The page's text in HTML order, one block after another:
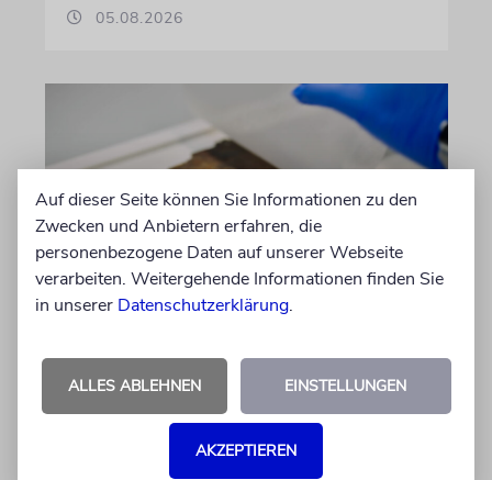
05.08.2026
PROGRAMM
Tipps und Termine
Termine und Tipps für den Zeitraum vom 6.
August bis zum 13. August
Auf dieser Seite können Sie Informationen zu den
Zwecken und Anbietern erfahren, die
personenbezogene Daten auf unserer Webseite
verarbeiten. Weitergehende Informationen finden Sie
in unserer Datenschutzerklärung.
ALLES ABLEHNEN EINSTELLUNGEN
AKZEPTIEREN